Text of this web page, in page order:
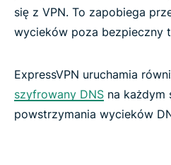
się z VPN. To zapobiega
wycieków poza bezpieczny
ExpressVPN uruchamia
szyfrowany DNS na każdym
powstrzymania wycieków